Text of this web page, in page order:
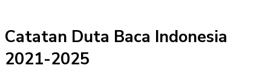
Catatan Duta Baca Indonesia
2021-2025